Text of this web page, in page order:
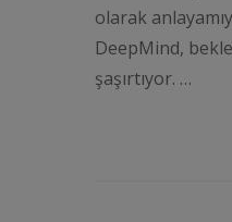
olarak
DeepMind,
şaşırtıyor. …